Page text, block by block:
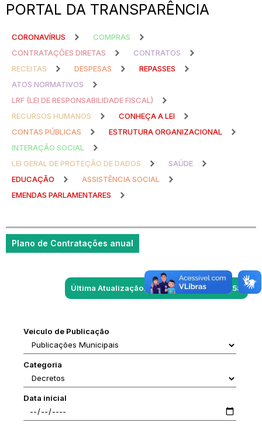
PORTAL DA TRANSPARÊNCIA
CORONAVÍRUS
COMPRAS
CONTRATAÇÕES DIRETAS
CONTRATOS
RECEITAS
DESPESAS
REPASSES
ATOS NORMATIVOS
LRF (LEI DE RESPONSABILIDADE FISCAL)
RECURSOS HUMANOS
CONHEÇA A LEI
CONTAS PÚBLICAS
ESTRUTURA ORGANIZACIONAL
INTERAÇÃO SOCIAL
LEI GERAL DE PROTEÇÃO DE DADOS
SAÚDE
EDUCAÇÃO
ASSISTÊNCIA SOCIAL
EMENDAS PARLAMENTARES
Plano de Contratações anual
Última Atualização: 07/08/2026 às 15:23:58
Veiculo de Publicação
Categoria
Data inícial